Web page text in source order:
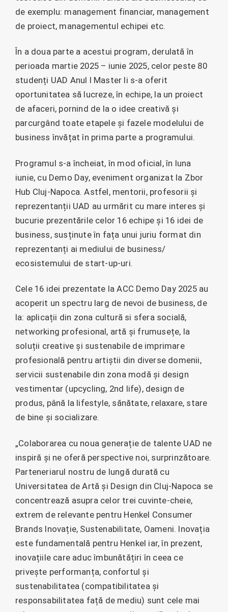
de exemplu: management financiar, management
de proiect, managementul echipei etc.
În a doua parte a acestui program, derulată în
perioada martie 2025 – iunie 2025, celor peste 80
studenți UAD Anul I Master li s-a oferit
oportunitatea să lucreze, în echipe, la un proiect
de afaceri, pornind de la o idee creativă și
parcurgând toate etapele și fazele modelului de
business învățat în prima parte a programului.
Programul s-a încheiat, în mod oficial, în luna
iunie, cu Demo Day, eveniment organizat la Zbor
Hub Cluj-Napoca. Astfel, mentorii, profesorii și
reprezentanții UAD au urmărit cu mare interes și
bucurie prezentările celor 16 echipe și 16 idei de
business, susținute în fața unui juriu format din
reprezentanți ai mediului de business/
ecosistemului de start-up-uri.
Cele 16 idei prezentate la ACC Demo Day 2025 au
acoperit un spectru larg de nevoi de business, de
la: aplicații din zona cultură si sfera socială,
networking profesional, artă și frumusețe, la
soluții creative și sustenabile de imprimare
profesională pentru artiștii din diverse domenii,
servicii sustenabile din zona modă și design
vestimentar (upcycling, 2nd life), design de
produs, până la lifestyle, sănătate, relaxare, stare
de bine și socializare.
„Colaborarea cu noua generație de talente UAD ne
inspiră și ne oferă perspective noi, surprinzătoare.
Parteneriarul nostru de lungă durată cu
Universitatea de Artă și Design din Cluj-Napoca se
concentrează asupra celor trei cuvinte-cheie,
extrem de relevante pentru Henkel Consumer
Brands Inovație, Sustenabilitate, Oameni. Inovația
este fundamentală pentru Henkel iar, în prezent,
inovațiile care aduc îmbunătățiri în ceea ce
privește performanța, confortul și
sustenabilitatea (compatibilitatea și
responsabilitatea față de mediu) sunt cele mai